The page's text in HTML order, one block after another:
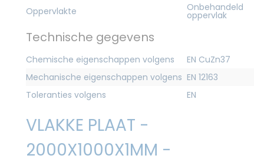
Oppervlakte
Onbehandeld
oppervlak
Technische gegevens
Chemische eigenschappen volgens
EN CuZn37
Mechanische eigenschappen volgens EN 12163
Toleranties volgens
EN
VLAKKE PLAAT -
2000X1000X1MM -